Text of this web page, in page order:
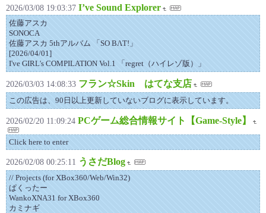
2026/03/08 19:03:37 I’ve Sound Explorer
佐藤アスカ
SONOCA
佐藤アスカ 5thアルバム 「SO BΛT!」
[2026/04/01]
I've GIRL's COMPILATION Vol.1 「regret（ハイレゾ版）」
2026/03/03 14:08:33 フラン☆Skin はてな支店
この広告は、90日以上更新していないブログに表示しています。
2026/02/20 11:09:24 PCゲーム総合情報サイト【Game-Style】
Click here to enter
2026/02/08 00:25:11 うさだBlog
// Projects (for XBox360/Web/Win32)
ぱくったー
WankoXNA31 for XBox360
カミナギ